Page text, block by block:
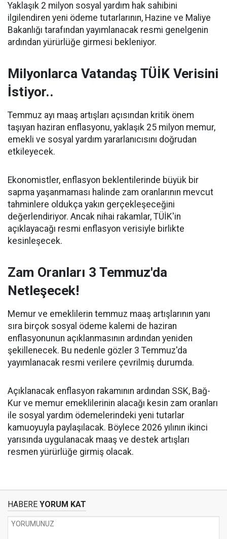
Yaklaşık 2 milyon sosyal yardım hak sahibini
ilgilendiren yeni ödeme tutarlarının, Hazine ve Maliye
Bakanlığı tarafından yayımlanacak resmi genelgenin
ardından yürürlüğe girmesi bekleniyor.
Milyonlarca Vatandaş TÜİK Verisini
İstiyor..
Temmuz ayı maaş artışları açısından kritik önem
taşıyan haziran enflasyonu, yaklaşık 25 milyon memur,
emekli ve sosyal yardım yararlanıcısını doğrudan
etkileyecek.
Ekonomistler, enflasyon beklentilerinde büyük bir
sapma yaşanmaması halinde zam oranlarının mevcut
tahminlere oldukça yakın gerçekleşeceğini
değerlendiriyor. Ancak nihai rakamlar, TÜİK'in
açıklayacağı resmi enflasyon verisiyle birlikte
kesinleşecek.
Zam Oranları 3 Temmuz'da
Netleşecek!
Memur ve emeklilerin temmuz maaş artışlarının yanı
sıra birçok sosyal ödeme kalemi de haziran
enflasyonunun açıklanmasının ardından yeniden
şekillenecek. Bu nedenle gözler 3 Temmuz'da
yayımlanacak resmi verilere çevrilmiş durumda.
Açıklanacak enflasyon rakamının ardından SSK, Bağ-
Kur ve memur emeklilerinin alacağı kesin zam oranları
ile sosyal yardım ödemelerindeki yeni tutarlar
kamuoyuyla paylaşılacak. Böylece 2026 yılının ikinci
yarısında uygulanacak maaş ve destek artışları
resmen yürürlüğe girmiş olacak.
HABERE YORUM KAT